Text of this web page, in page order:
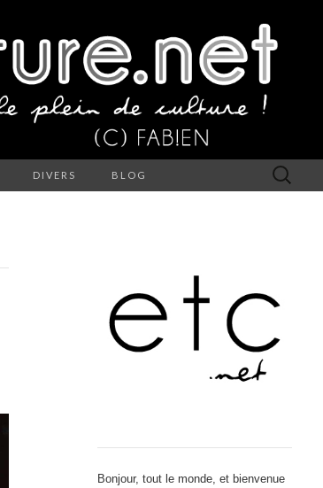
DIVERS BLOG Rechercher :
Bonjour, tout le monde, et bienvenue